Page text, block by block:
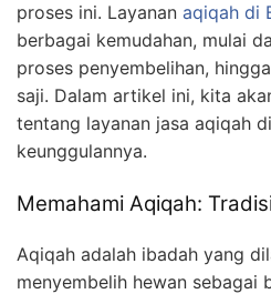
proses ini. Layanan aqiqah di
berbagai kemudahan, mulai
proses penyembelihan,
saji. Dalam artikel ini, kita
tentang layanan jasa aqiqah
keunggulannya.
Memahami Aqiqah:
Aqiqah adalah ibadah yang
menyembelih hewan sebagai